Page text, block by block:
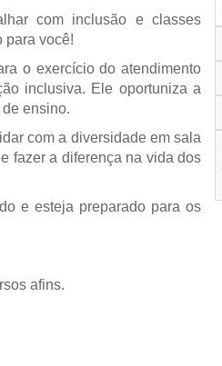
com inclusão e classes
para você!
o exercício do atendimento
inclusiva. Ele oportuniza a
ensino.
com a diversidade em sala
fazer a diferença na vida dos
e esteja preparado para os
afins.